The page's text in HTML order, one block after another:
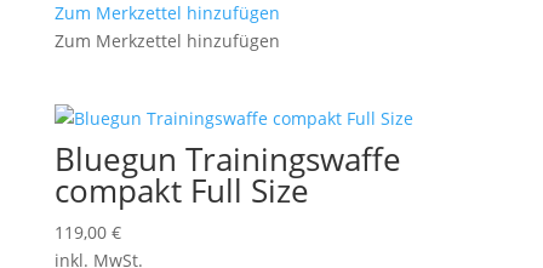
Zum Merkzettel hinzufügen
Zum Merkzettel hinzufügen
Bluegun Trainingswaffe
compakt Full Size
119,00 €
inkl. MwSt.